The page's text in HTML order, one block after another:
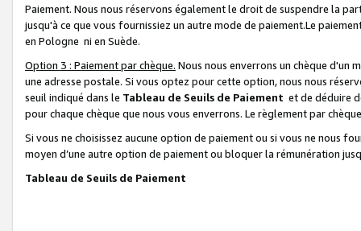
Paiement. Nous nous réservons également le droit de suspendre la
jusqu'à ce que vous fournissiez un autre mode de paiement.Le
en Pologne ni en Suède.
Option 3 : Paiement par chèque. Nous nous enverrons un chèque d'un
une adresse postale. Si vous optez pour cette option, nous nous
seuil indiqué dans le Tableau de Seuils de Paiement et de déduire
pour chaque chèque que nous vous enverrons. Le règlement par
Si vous ne choisissez aucune option de paiement ou si vous ne nous
moyen d’une autre option de paiement ou bloquer la rémunération
Tableau de Seuils de Paiement